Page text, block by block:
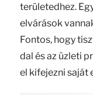
területedhez.
elvárások
Fontos, hogy
dal és az üzleti
el kifejezni saját